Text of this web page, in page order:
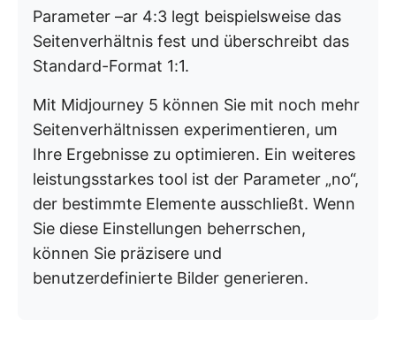
Parameter –ar 4:3 legt beispielsweise das
Seitenverhältnis fest und überschreibt das
Standard-Format 1:1.
Mit Midjourney 5 können Sie mit noch mehr
Seitenverhältnissen experimentieren, um
Ihre Ergebnisse zu optimieren. Ein weiteres
leistungsstarkes tool ist der Parameter „no“,
der bestimmte Elemente ausschließt. Wenn
Sie diese Einstellungen beherrschen,
können Sie präzisere und
benutzerdefinierte Bilder generieren.